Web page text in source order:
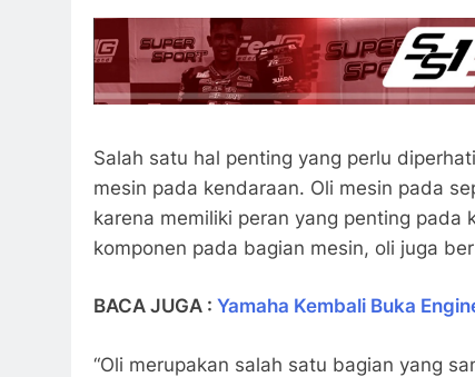
Salah satu hal penting yang perlu
mesin pada kendaraan. Oli mesin pada
karena memiliki peran yang penting
komponen pada bagian mesin, oli juga
BACA JUGA : Yamaha Kembali Buka
“Oli merupakan salah satu bagian yang